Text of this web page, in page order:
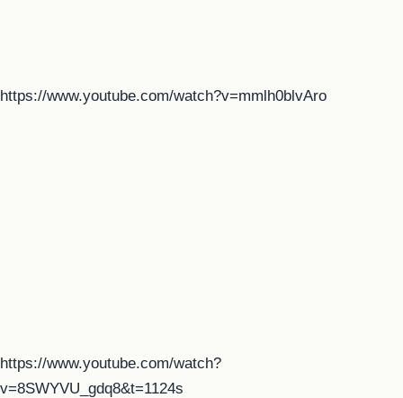
https://www.youtube.com/watch?v=mmlh0blvAro
https://www.youtube.com/watch?
v=8SWYVU_gdq8&t=1124s